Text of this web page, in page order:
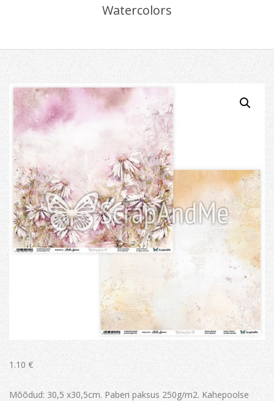
Watercolors
1.10 €
Mõõdud: 30,5 x30,5cm. Paberi paksus 250g/m2. Kahepoolse